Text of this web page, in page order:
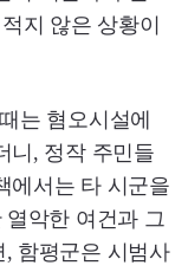
지 않은 상황이
는 혐오시설에
니, 정작 주민들
에서는 타 시군을
악한 여건과 그
함평군은 시범사